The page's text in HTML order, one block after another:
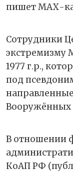
пишет МАХ-
Сотрудники
экстремизму
1977 г.р.,
под
Вооружённых
В отношении
КоАП РФ